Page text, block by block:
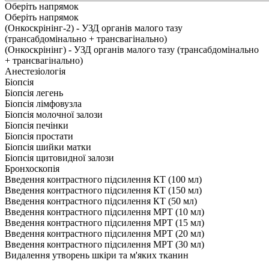
Оберіть напрямок
Оберіть напрямок
(Онкоскрінінг-2) - УЗД органів малого тазу
(трансабдомінально + трансвагінально)
(Онкоскрінінг) - УЗД органів малого тазу (трансабдомінально
+ трансвагінально)
Анестезіологія
Біопсія
Біопсія легень
Біопсія лімфовузла
Біопсія молочної залози
Біопсія печінки
Біопсія простати
Біопсія шийки матки
Біопсія щитовидної залози
Бронхоскопія
Введення контрастного підсилення КТ (100 мл)
Введення контрастного підсилення КТ (150 мл)
Введення контрастного підсилення КТ (50 мл)
Введення контрастного підсилення МРТ (10 мл)
Введення контрастного підсилення МРТ (15 мл)
Введення контрастного підсилення МРТ (20 мл)
Введення контрастного підсилення МРТ (30 мл)
Видалення утворень шкіри та м'яких тканин